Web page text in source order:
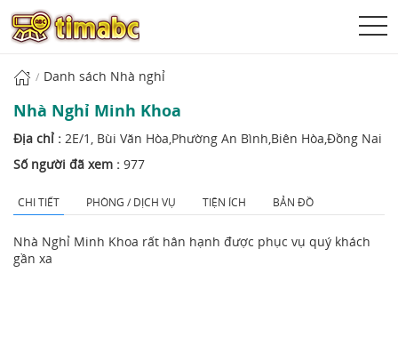
Danh sách Nhà nghỉ
Nhà Nghỉ Minh Khoa
Địa chỉ : 2E/1, Bùi Văn Hòa,Phường An Bình,Biên Hòa,Đồng Nai
Số người đã xem : 977
CHI TIẾT PHÒNG / DỊCH VỤ TIỆN ÍCH BẢN ĐỒ
Nhà Nghỉ Minh Khoa rất hân hạnh được phục vụ quý khách
gần xa